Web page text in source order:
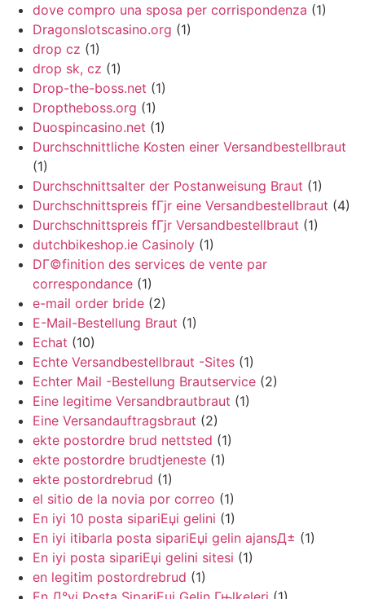
dove compro una sposa per corrispondenza (1)
Dragonslotscasino.org (1)
drop cz (1)
drop sk, cz (1)
Drop-the-boss.net (1)
Droptheboss.org (1)
Duospincasino.net (1)
Durchschnittliche Kosten einer Versandbestellbraut
(1)
Durchschnittsalter der Postanweisung Braut (1)
Durchschnittspreis fГјr eine Versandbestellbraut (4)
Durchschnittspreis fГјr Versandbestellbraut (1)
dutchbikeshop.ie Casinoly (1)
DГ©finition des services de vente par
correspondance (1)
e-mail order bride (2)
E-Mail-Bestellung Braut (1)
Echat (10)
Echte Versandbestellbraut -Sites (1)
Echter Mail -Bestellung Brautservice (2)
Eine legitime Versandbrautbraut (1)
Eine Versandauftragsbraut (2)
ekte postordre brud nettsted (1)
ekte postordre brudtjeneste (1)
ekte postordrebrud (1)
el sitio de la novia por correo (1)
En iyi 10 posta sipariЕџi gelini (1)
En iyi itibarla posta sipariЕџi gelin ajansД± (1)
En iyi posta sipariЕџi gelini sitesi (1)
en legitim postordrebrud (1)